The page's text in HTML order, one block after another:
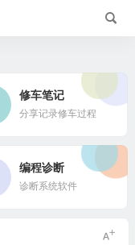
修车笔记
分享记录修车过程
编程诊断
诊断系统软件